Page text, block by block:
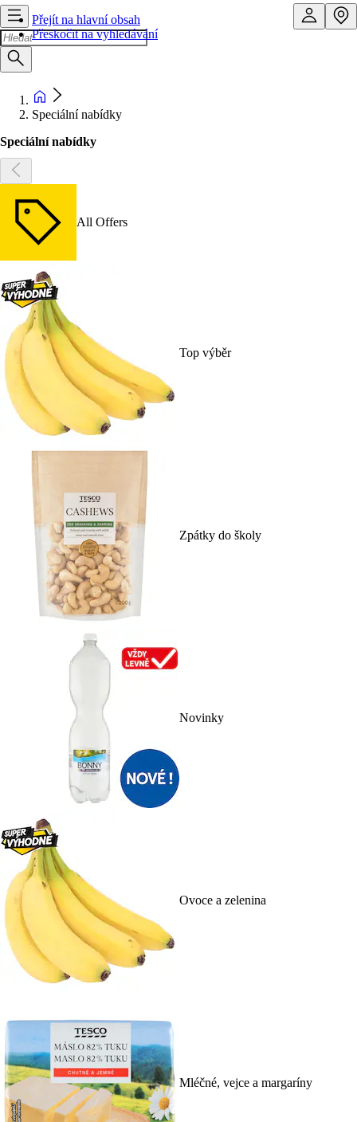
Přejít na hlavní obsah
Přeskočit na vyhledávání
Speciální nabídky
Speciální nabídky
All Offers
Top výběr
Zpátky do školy
Novinky
Ovoce a zelenina
Mléčné, vejce a margaríny